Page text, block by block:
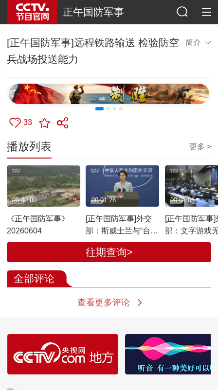
正午国防军事
[正午国防军事]远程铁路输送 检验防空
兵战场投送能力
简介
33
播放列表 更多 >
《正午国防军事》
20260604
00:30:00
[正午国防军事]外交
部：斯威士兰与“台
独”分裂势力捆绑没有
前途
00:01:26
[正午国防军事]
部：文字游戏
白日本整军扩
00:01:01
往期查询>
全部评论
查看更多评论